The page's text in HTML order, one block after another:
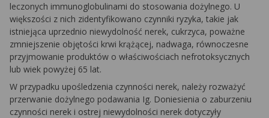
leczonych immunoglobulinami do stosowania dożylnego. U
większości z nich zidentyfikowano czynniki ryzyka, takie jak
istniejąca uprzednio niewydolność nerek, cukrzyca, poważne
zmniejszenie objętości krwi krążącej, nadwaga, równoczesne
przyjmowanie produktów o właściwościach nefrotoksycznych
lub wiek powyżej 65 lat.
W przypadku upośledzenia czynności nerek, należy rozważyć
przerwanie dożylnego podawania Ig. Doniesienia o zaburzeniu
czynności nerek i ostrej niewydolności nerek dotyczyły